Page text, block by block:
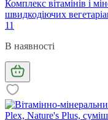
Комплекс вітамінів і
швидкодіючих
11
В наявності